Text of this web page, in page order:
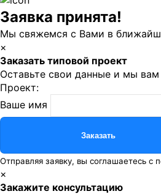
Заявка принята!
Мы свяжемся с Вами в
×
Заказать типовой проект
Оставьте свои данные и мы
Проект:
Ваше имя
Отправляя заявку, вы соглашаетесь с
×
Закажите консультацию